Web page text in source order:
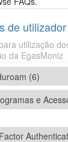
de
utilização
da EgasMoniz
(6)
e